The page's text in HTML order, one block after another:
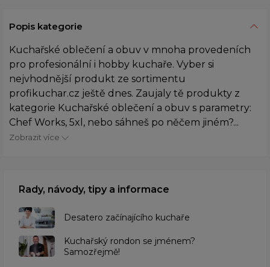
Popis kategorie
Kuchařské oblečení a obuv v mnoha provedeních
pro profesionální i hobby kuchaře. Vyber si
nejvhodnější produkt ze sortimentu
profikuchar.cz ještě dnes. Zaujaly tě produkty z
kategorie Kuchařské oblečení a obuv s parametry:
Chef Works, 5xl, nebo sáhneš po něčem jiném?...
Zobrazit více
Rady, návody, tipy a informace
Desatero začínajícího kuchaře
Kuchařský rondon se jménem?
Samozřejmě!